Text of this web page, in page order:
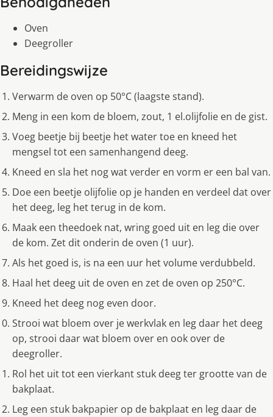
Oven
Deegroller
Bereidingswijze
Verwarm de oven op 50°C (laagste stand).
Meng in een kom de bloem, zout, 1 el.olijfolie en de gist.
Voeg beetje bij beetje het water toe en kneed het
mengsel tot een samenhangend deeg.
Kneed en sla het nog wat verder en vorm er een bal van.
Doe een beetje olijfolie op je handen en verdeel dat over
het deeg, leg het terug in de kom.
Maak een theedoek nat, wring goed uit en leg die over
de kom. Zet dit onderin de oven (1 uur).
Als het goed is, is na een uur het volume verdubbeld.
Haal het deeg uit de oven en zet de oven op 250°C.
Kneed het deeg nog even door.
Strooi wat bloem over je werkvlak en leg daar het deeg
op, strooi daar wat bloem over en ook over de
deegroller.
Rol het uit tot een vierkant stuk deeg ter grootte van de
bakplaat.
Leg een stuk bakpapier op de bakplaat en leg daar de